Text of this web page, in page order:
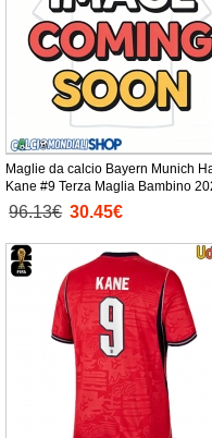
Maglie da calcio Bayern Munich
Kane #9 Terza Maglia Bambino
27 Manica Corta + Pantaloni corti)
96.13€ 30.45€